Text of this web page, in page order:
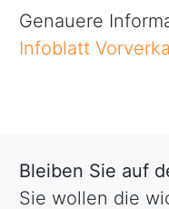
Genauere
Infoblatt
Bleiben Sie auf
Sie wollen die